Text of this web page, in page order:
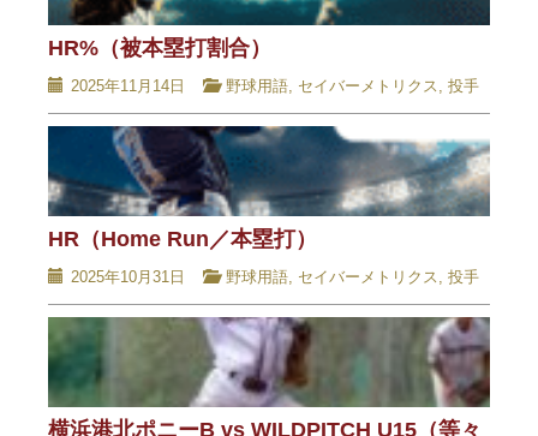
HR%（被本塁打割合）
2025年11月14日 野球用語, セイバーメトリクス, 投手
HR（Home Run／本塁打）
2025年10月31日 野球用語, セイバーメトリクス, 投手
横浜港北ポニーB vs WILDPITCH U15（等々